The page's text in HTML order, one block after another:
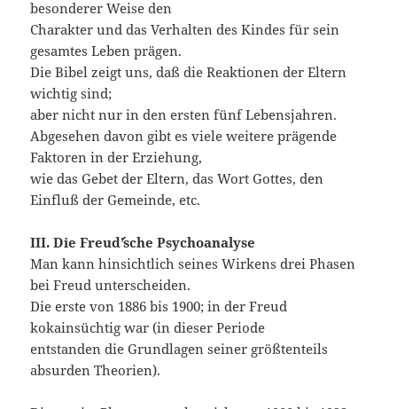
besonderer Weise den
Charakter und das Verhalten des Kindes für sein
gesamtes Leben prägen.
Die Bibel zeigt uns, daß die Reaktionen der Eltern
wichtig sind;
aber nicht nur in den ersten fünf Lebensjahren.
Abgesehen davon gibt es viele weitere prägende
Faktoren in der Erziehung,
wie das Gebet der Eltern, das Wort Gottes, den
Einfluß der Gemeinde, etc.
III. Die Freud´’sche Psychoanalyse
Man kann hinsichtlich seines Wirkens drei Phasen
bei Freud unterscheiden.
Die erste von 1886 bis 1900; in der Freud
kokainsüchtig war (in dieser Periode
entstanden die Grundlagen seiner größtenteils
absurden Theorien).